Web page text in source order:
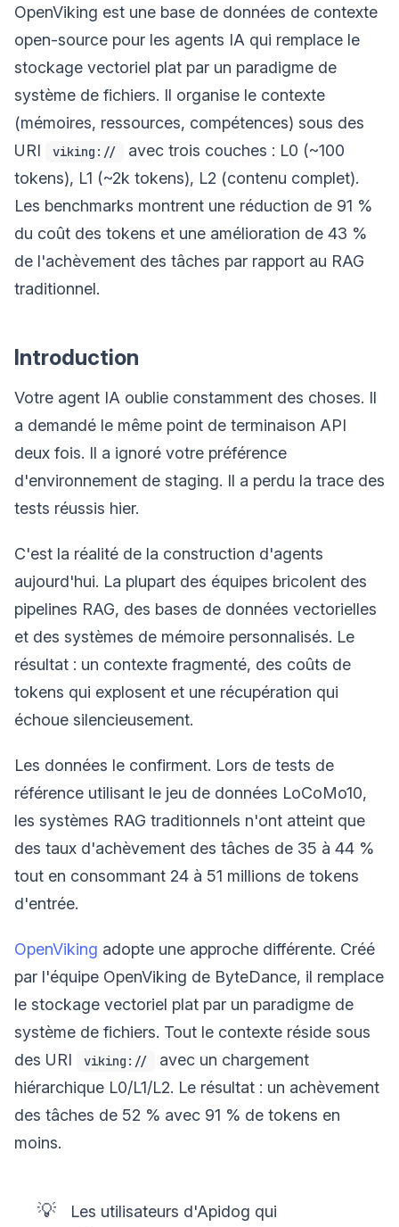
OpenViking est une base de données de contexte
open-source pour les agents IA qui remplace le
stockage vectoriel plat par un paradigme de
système de fichiers. Il organise le contexte
(mémoires, ressources, compétences) sous des
URI
viking://
avec trois couches : L0 (~100
tokens), L1 (~2k tokens), L2 (contenu complet).
Les benchmarks montrent une réduction de 91 %
du coût des tokens et une amélioration de 43 %
de l'achèvement des tâches par rapport au RAG
traditionnel.
Introduction
Votre agent IA oublie constamment des choses. Il
a demandé le même point de terminaison API
deux fois. Il a ignoré votre préférence
d'environnement de staging. Il a perdu la trace des
tests réussis hier.
C'est la réalité de la construction d'agents
aujourd'hui. La plupart des équipes bricolent des
pipelines RAG, des bases de données vectorielles
et des systèmes de mémoire personnalisés. Le
résultat : un contexte fragmenté, des coûts de
tokens qui explosent et une récupération qui
échoue silencieusement.
Les données le confirment. Lors de tests de
référence utilisant le jeu de données LoCoMo10,
les systèmes RAG traditionnels n'ont atteint que
des taux d'achèvement des tâches de 35 à 44 %
tout en consommant 24 à 51 millions de tokens
d'entrée.
OpenViking adopte une approche différente. Créé
par l'équipe OpenViking de ByteDance, il remplace
le stockage vectoriel plat par un paradigme de
système de fichiers. Tout le contexte réside sous
des URI
viking://
avec un chargement
hiérarchique L0/L1/L2. Le résultat : un achèvement
des tâches de 52 % avec 91 % de tokens en
moins.
💡
Les utilisateurs d'Apidog qui